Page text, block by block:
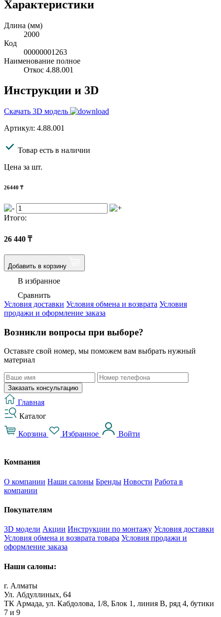
Характеристики
Длина (мм)
2000
Код
00000001263
Наименование полное
Откос 4.88.001
Инструкции и 3D
Скачать 3D модель
Артикул: 4.88.001
Товар есть в наличии
Цена за шт.
26440 ₸
Итого:
26 440 ₸
Добавить в корзину
В избранное
Сравнить
Условия доставки Условия обмена и возврата Условия
продажи и оформление заказа
Возникли вопросы при выборе?
Оставьте свой номер, мы поможем вам выбрать нужный
материал
Заказать консультацию
Главная
Каталог
Корзина Избранное Войти
Компания
О компании Наши салоны Бренды Новости Работа в
компании
Покупателям
3D модели Акции Инструкции по монтажу Условия доставки
Условия обмена и возврата товара Условия продажи и
оформление заказа
Наши салоны:
г. Алматы
Ул. Абдуллиных, 64
ТК Армада, ул. Кабдолова, 1/8, Блок 1, линия В, ряд 4, бутики
7 и 9